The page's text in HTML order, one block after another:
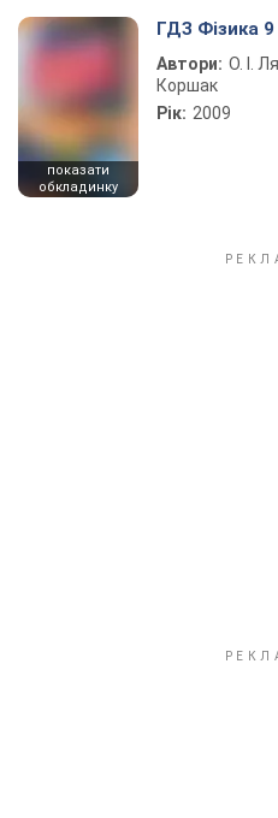
показати
обкладинку
ГДЗ Фізика 9
Автори: О. І.
Коршак
Рік: 2009